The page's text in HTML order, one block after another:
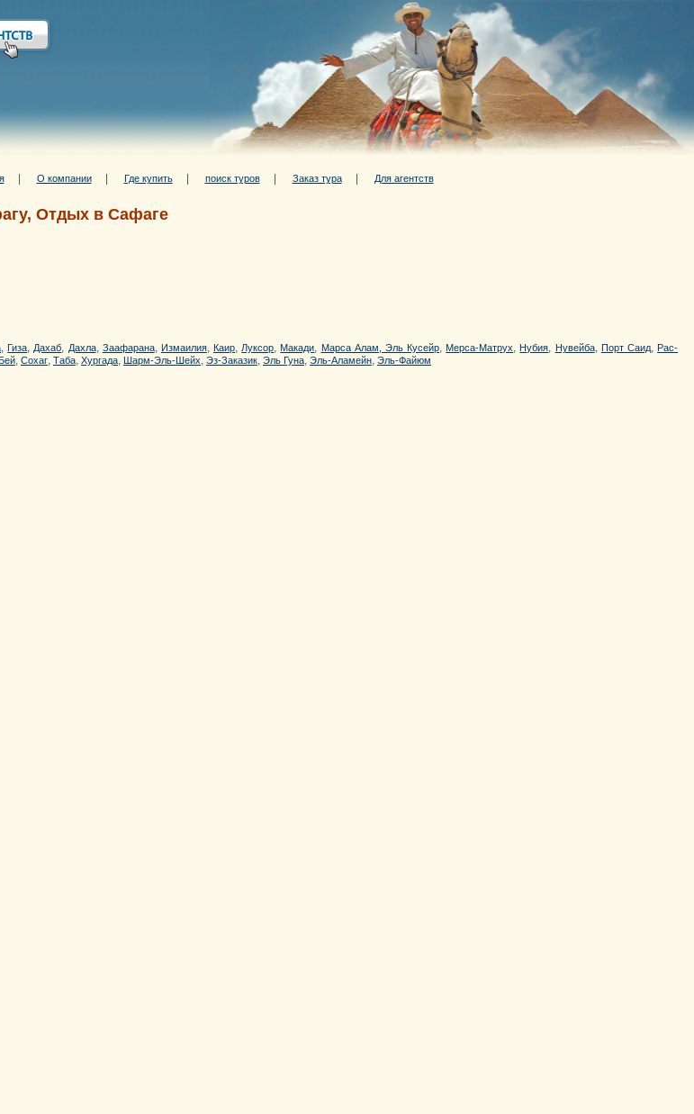
| О компании| Где купить| поиск туров| Заказ тура| Для агентств
Отдых в Сафаге
,Гиза,Дахаб, Дахла, Заафарана, Измаилия,Каир,Луксор,Макади, Марса Алам, Эль Кусейр,Мерса-Матрух,Нубия, Нувейба, Порт Саид,Рас-
, Сохаг, Таба, Хургада, Шарм-Эль-Шейх, Эз-Заказик, Эль Гуна, Эль-Аламейн, Эль-Файюм